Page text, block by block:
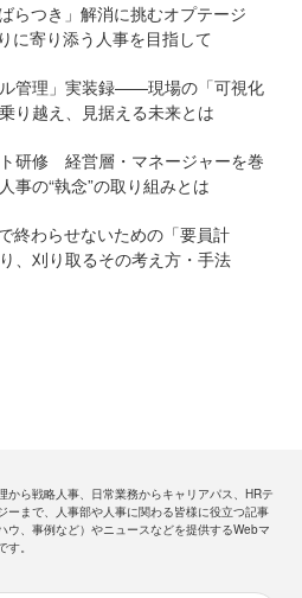
らつき」解消に挑むオプテージ
に寄り添う人事を目指して
管理」実装録——現場の「可視化
り越え、見据える未来とは
研修 経営層・マネージャーを巻
事の“執念”の取り組みとは
終わらせないための「要員計
、刈り取るその考え方・手法
から戦略人事、日常業務からキャリアパス、HRテ
ーまで、人事部や人事に関わる皆様に役立つ記事
ウ、事例など）やニュースなどを提供するWebマ
す。